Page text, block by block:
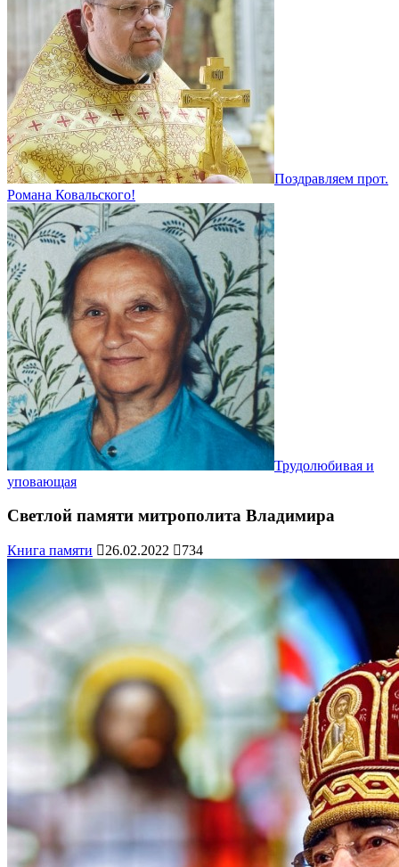
Поздравляем прот.
Романа Ковальского!
Трудолюбивая и
уповающая
Светлой памяти митрополита Владимира
Книга памяти 26.02.2022 734